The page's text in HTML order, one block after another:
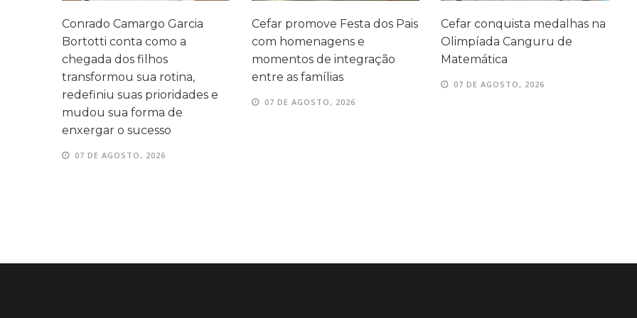
Conrado Camargo Garcia
Bortotti conta como a
chegada dos filhos
transformou sua rotina,
redefiniu suas prioridades e
mudou sua forma de
enxergar o sucesso
07 DE AGOSTO, 2026
Cefar promove Festa dos Pais
com homenagens e
momentos de integração
entre as famílias
07 DE AGOSTO, 2026
Cefar conquista medalhas na
Olimpíada Canguru de
Matemática
07 DE AGOSTO, 2026